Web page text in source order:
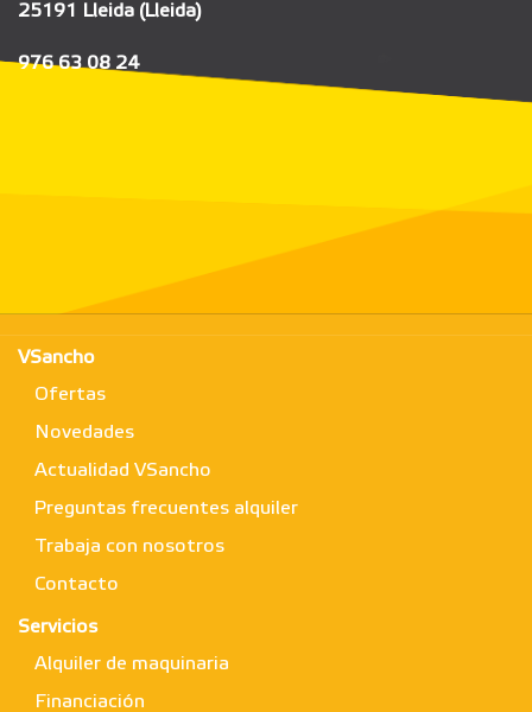
25191 Lleida (Lleida)
976 63 08 24
VSancho
Ofertas
Novedades
Actualidad VSancho
Preguntas frecuentes alquiler
Trabaja con nosotros
Contacto
Servicios
Alquiler de maquinaria
Financiación